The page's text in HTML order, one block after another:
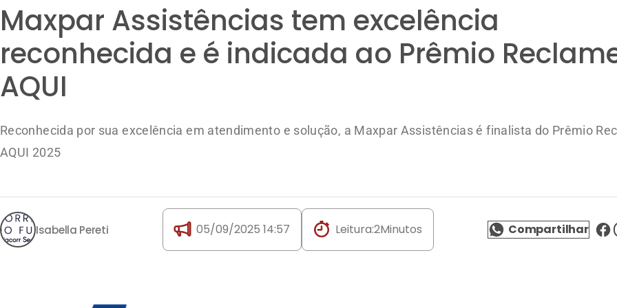
Reconhecida por sua excelência em atendimento e solução, a Maxpar Assistências é finalista do Prêmio
AQUI 2025
Isabella Pereti 05/09/2025 14:57 Leitura: Minutos